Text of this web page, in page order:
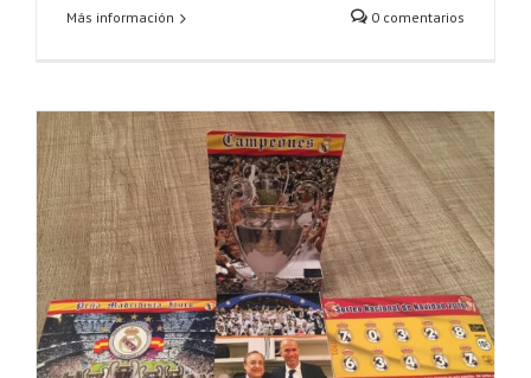
Más información 0 comentarios